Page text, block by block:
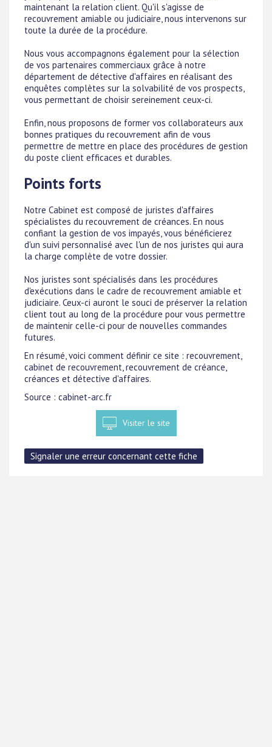
maintenant la relation client. Qu'il s'agisse de
recouvrement amiable ou judiciaire, nous intervenons sur
toute la durée de la procédure.
Nous vous accompagnons également pour la sélection
de vos partenaires commerciaux grâce à notre
département de détective d'affaires en réalisant des
enquêtes complètes sur la solvabilité de vos prospects,
vous permettant de choisir sereinement ceux-ci.
Enfin, nous proposons de former vos collaborateurs aux
bonnes pratiques du recouvrement afin de vous
permettre de mettre en place des procédures de gestion
du poste client efficaces et durables.
Points forts
Notre Cabinet est composé de juristes d'affaires
spécialistes du recouvrement de créances. En nous
confiant la gestion de vos impayés, vous bénéficierez
d'un suivi personnalisé avec l'un de nos juristes qui aura
la charge complète de votre dossier.
Nos juristes sont spécialisés dans les procédures
d'exécutions dans le cadre de recouvrement amiable et
judiciaire. Ceux-ci auront le souci de préserver la relation
client tout au long de la procédure pour vous permettre
de maintenir celle-ci pour de nouvelles commandes
futures.
En résumé, voici comment définir ce site : recouvrement,
cabinet de recouvrement, recouvrement de créance,
créances et détective d'affaires.
Source : cabinet-arc.fr
Visiter le site